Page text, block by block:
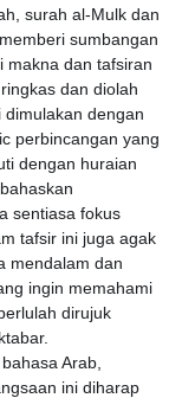
surah al-Mulk dan
sumbangan
makna dan tafsiran
dan diolah
dengan
perbincangan yang
dengan huraian
sentiasa fokus
tafsir ini juga agak
mendalam dan
ingin memahami
dirujuk
Arab,
ini diharap